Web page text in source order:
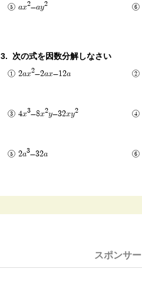
ax2-ay2
次の式を因数分解しなさい
2ax2-2ax-12a
4x3-8x2y-32xy2
2a3-32a